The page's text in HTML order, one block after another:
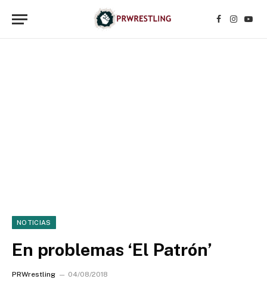
Facebook
NOTICIAS
En problemas ‘El Patrón’
PRWrestling 04/08/2018